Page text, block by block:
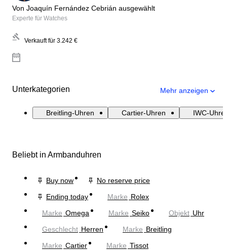
Von Joaquín Fernández Cebrián ausgewählt
Experte für Watches
Verkauft für 3.242 €
Unterkategorien Mehr anzeigen
Breitling-Uhren Cartier-Uhren IWC-
Beliebt in Armbanduhren
Buy now
No reserve price
Ending today
Marke Rolex
Marke Omega Marke Seiko Objekt Uhr
Geschlecht Herren Marke Breitling
Marke Cartier Marke Tissot